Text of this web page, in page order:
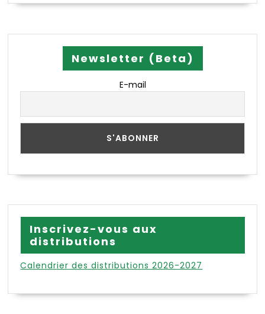
Newsletter (Beta)
E-mail
Inscrivez-vous aux
distributions
Calendrier des distributions 2026-2027